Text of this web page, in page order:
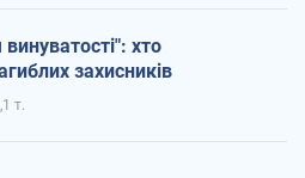
хто
захисників
т.